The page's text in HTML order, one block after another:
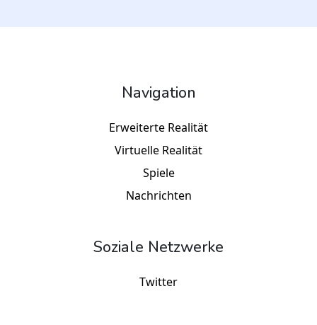
Navigation
Erweiterte Realität
Virtuelle Realität
Spiele
Nachrichten
Soziale Netzwerke
Twitter